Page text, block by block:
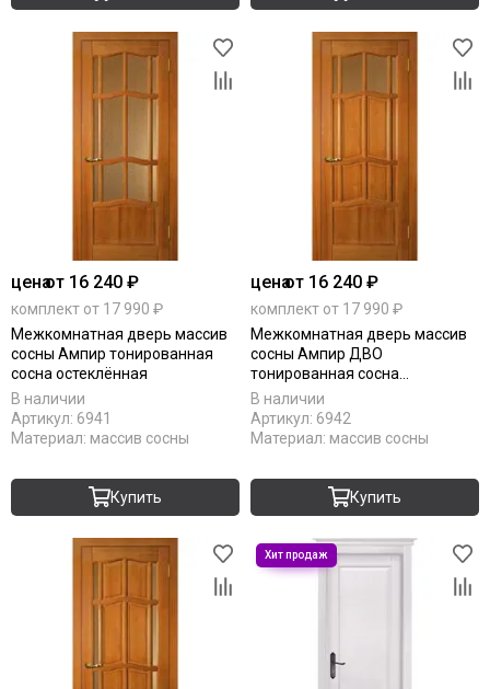
ценаот 16 240 ₽
комплект от 17 990 ₽
Межкомнатная дверь массив
сосны Ампир тонированная
сосна остеклённая
В наличии
Артикул: 6941
Материал: массив сосны
Купить
ценаот 16 240 ₽
комплект от 17 990 ₽
Межкомнатная дверь массив
сосны Ампир ДВО
тонированная сосна
остеклённая
В наличии
Артикул: 6942
Материал: массив сосны
Купить